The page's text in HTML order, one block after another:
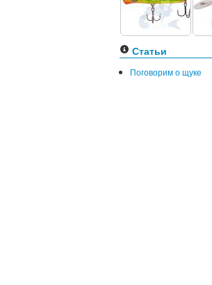
Статьи
Поговорим о щуке